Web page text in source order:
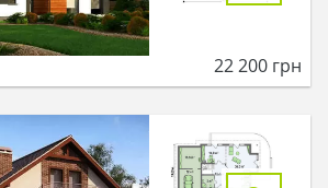
22 200 грн